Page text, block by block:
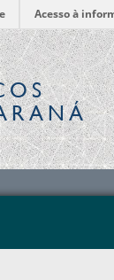
Acesso à